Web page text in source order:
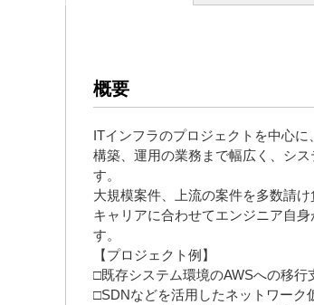
概要
ITインフラのプロジェクトを中心
構築、運用の業務まで幅広く、シ
す。
大規模案件、上流の案件を多数請
キャリアに合わせてエンジニア自
す。
【プロジェクト例】
□既存システム環境のAWSへの移行
□SDNなどを活用したネットワーク